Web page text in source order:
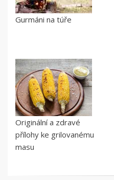
Gurmáni na túře
Originální a zdravé
přílohy ke grilovanému
masu